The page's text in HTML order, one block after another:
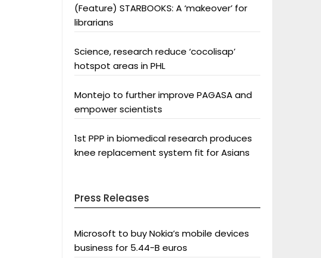
(Feature) STARBOOKS: A ‘makeover’ for
librarians
Science, research reduce ‘cocolisap’
hotspot areas in PHL
Montejo to further improve PAGASA and
empower scientists
1st PPP in biomedical research produces
knee replacement system fit for Asians
Press Releases
Microsoft to buy Nokia’s mobile devices
business for 5.44-B euros